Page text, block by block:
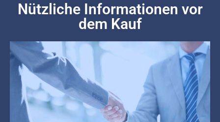
Nützliche Informationen vor
dem Kauf